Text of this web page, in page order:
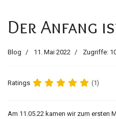
Der Anfang
Blog 11. Mai 2022 Zugriffe:
Ratings (1)
Am 11.05.22 kamen wir zum ersten